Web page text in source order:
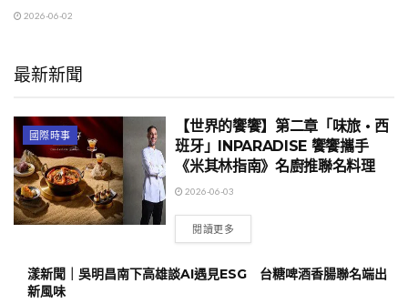
2026-06-02
最新新聞
國際時事
【世界的饗饗】第⼆章「味旅 • 西
班牙」INPARADISE 饗饗攜⼿
《⽶其林指南》名廚推聯名料理
2026-06-03
閱讀更多
漾新聞｜吳明昌南下高雄談AI遇見ESG 台糖啤酒香腸聯名端出
新風味